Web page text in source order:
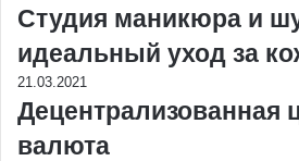
Студия маникюра и
идеальный уход за
21.03.2021
Децентрализованная
валюта